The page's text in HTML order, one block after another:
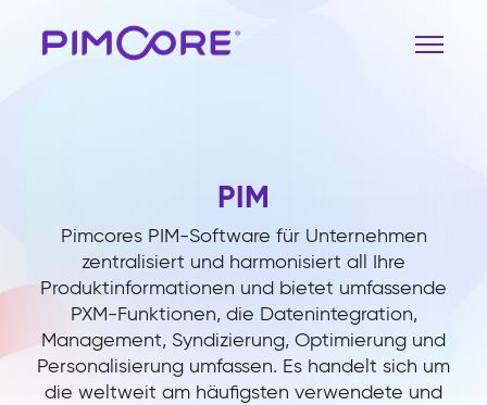
PIM
Pimcores PIM-Software für Unternehmen
zentralisiert und harmonisiert all Ihre
Produktinformationen und bietet umfassende
PXM-Funktionen, die Datenintegration,
Management, Syndizierung, Optimierung und
Personalisierung umfassen. Es handelt sich um
die weltweit am häufigsten verwendete und